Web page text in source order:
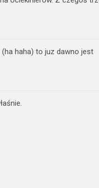
haha) to juz dawno jest